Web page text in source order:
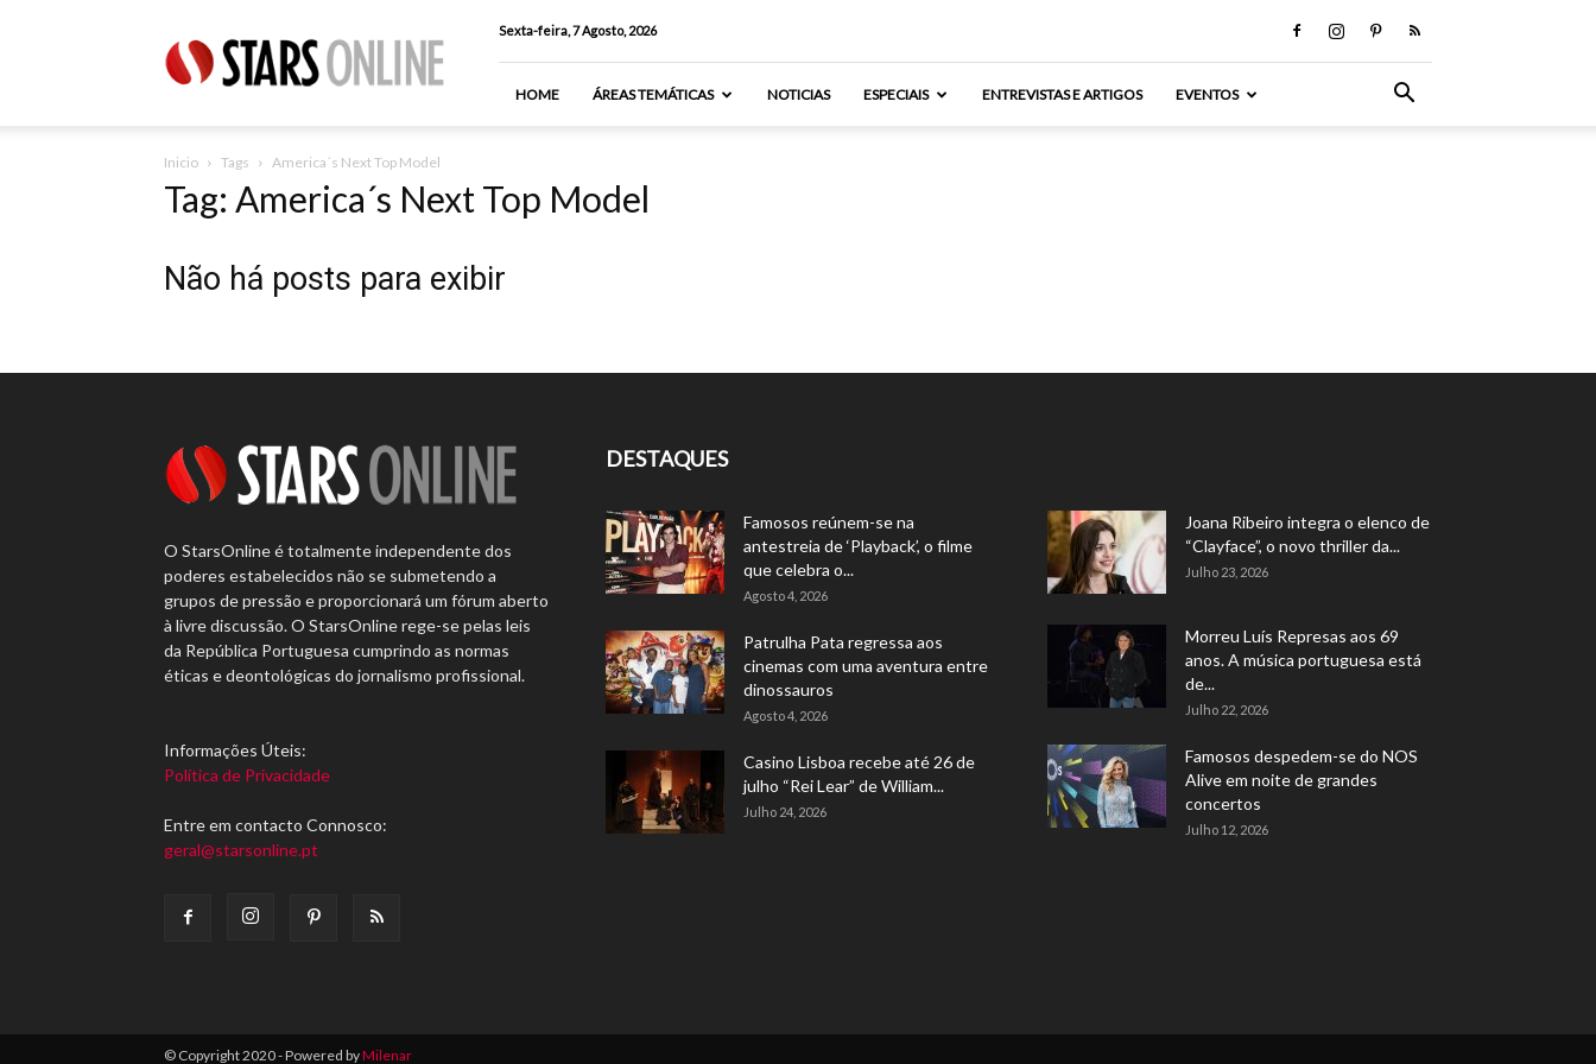
Online
Sexta-feira, 7 Agosto, 2026
HOME ÁREAS TEMÁTICAS NOTICIAS ESPECIAIS ENTREVISTAS E ARTIGOS EVENTOS
Inicio Tags America´s Next Top Model
Tag: America´s Next Top Model
Não há posts para exibir
O StarsOnline é totalmente independente dos
poderes estabelecidos não se submetendo a
grupos de pressão e proporcionará um fórum aberto
à livre discussão. O StarsOnline rege-se pelas leis
da República Portuguesa cumprindo as normas
éticas e deontológicas do jornalismo profissional.
Informações Úteis:
Política de Privacidade
Entre em contacto Connosco:
geral@starsonline.pt
DESTAQUES
Famosos reúnem-se na
antestreia de ‘Playback’, o filme
que celebra o...
Agosto 4, 2026
Patrulha Pata regressa aos
cinemas com uma aventura entre
dinossauros
Agosto 4, 2026
Casino Lisboa recebe até 26 de
julho “Rei Lear” de William...
Julho 24, 2026
Joana Ribeiro integra o elenco de
“Clayface”, o novo thriller da...
Julho 23, 2026
Morreu Luís Represas aos 69
anos. A música portuguesa está
de...
Julho 22, 2026
Famosos despedem-se do NOS
Alive em noite de grandes
concertos
Julho 12, 2026
© Copyright 2020 - Powered byMilenar